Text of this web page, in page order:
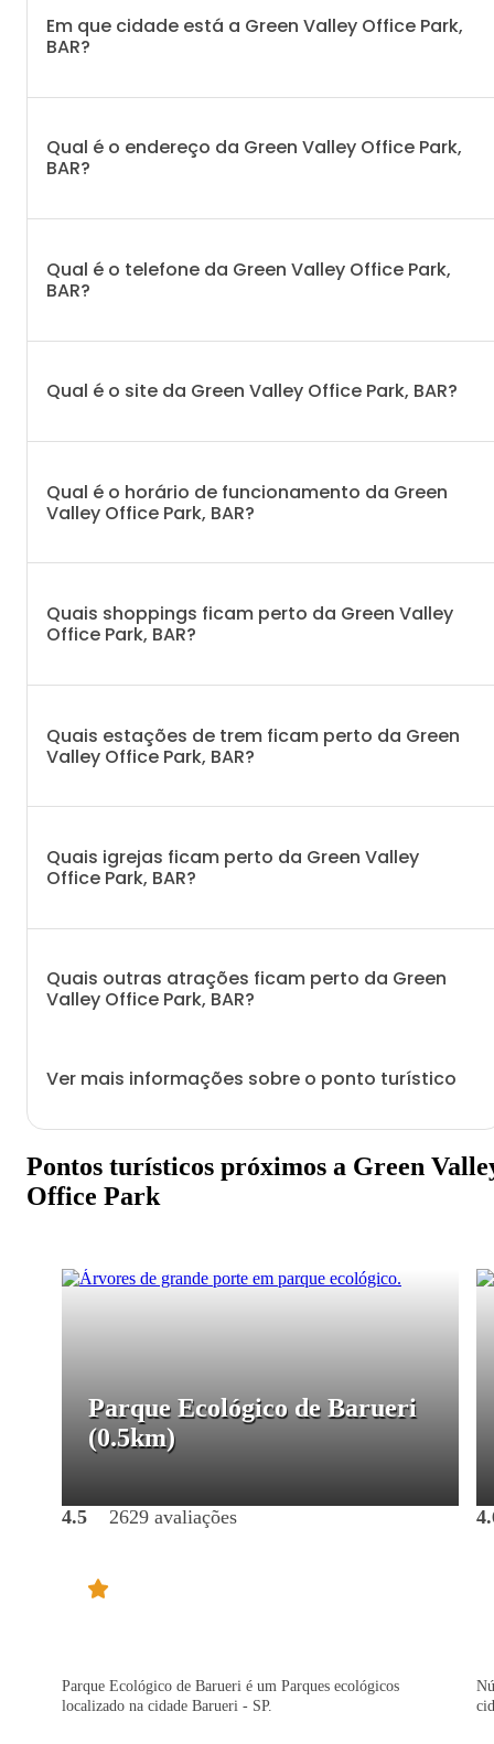
Em que cidade está a Green Valley Office Park,
BAR?
Qual é o endereço da Green Valley Office Park,
BAR?
Qual é o telefone da Green Valley Office Park,
BAR?
Qual é o site da Green Valley Office Park, BAR?
Qual é o horário de funcionamento da Green
Valley Office Park, BAR?
Quais shoppings ficam perto da Green Valley
Office Park, BAR?
Quais estações de trem ficam perto da Green
Valley Office Park, BAR?
Quais igrejas ficam perto da Green Valley
Office Park, BAR?
Quais outras atrações ficam perto da Green
Valley Office Park, BAR?
Ver mais informações sobre o ponto turístico
Pontos turísticos próximos a Green
Office Park
Parque Ecológico de Barueri
(0.5km)
4.5 2629 avaliações
Parque Ecológico de Barueri é um Parques ecológicos
localizado na cidade Barueri - SP.